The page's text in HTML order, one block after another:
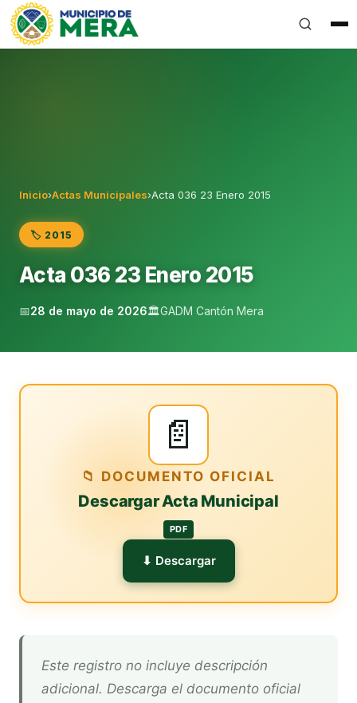
Gobierno Autónomo Descentralizado Municipal del
Inicio›Actas Municipales›Acta 036 23 Enero 2015
🏷️ 2015
Acta 036 23 Enero 2015
📅28 de mayo de 2026🏛️GADM Cantón Mera
📄
📁 DOCUMENTO OFICIAL
Descargar Acta Municipal
PDF
⬇ Descargar
Este registro no incluye descripción
adicional. Descarga el documento oficial